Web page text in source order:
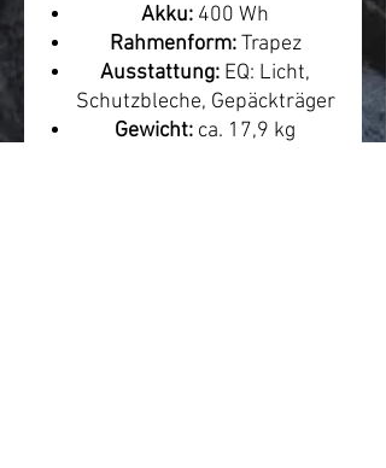
Akku: 400 Wh
Rahmenform:Trapez
Ausstattung: EQ: Licht,
Schutzbleche, Gepäckträger
Gewicht: ca. 17,9 kg